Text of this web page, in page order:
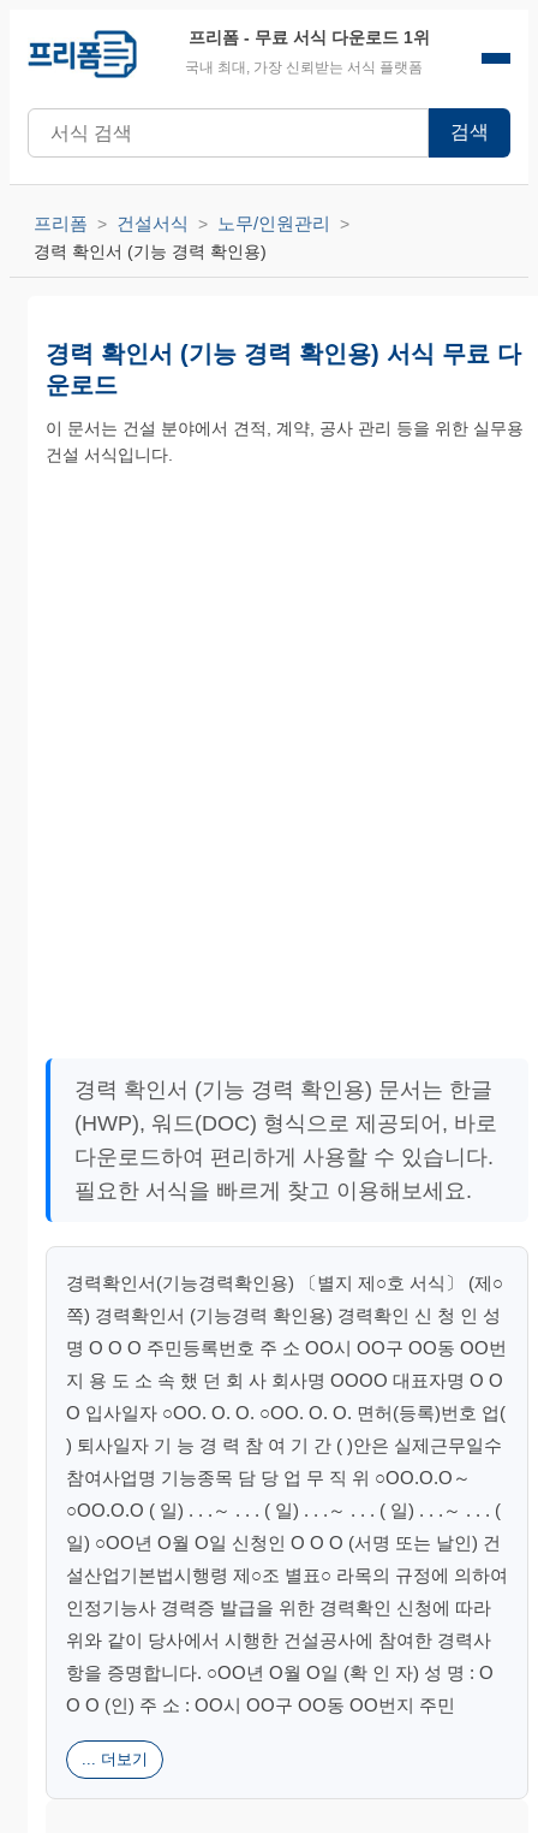
프리폼 - 무료 서식 다운로드 1위
국내 최대, 가장 신뢰받는 서식 플랫폼
검색
프리폼 건설서식 노무/인원관리
경력 확인서 (기능 경력 확인용)
경력 확인서 (기능 경력 확인용) 서식 무료 다
운로드
이 문서는 건설 분야에서 견적, 계약, 공사 관리 등을 위한 실무용
건설 서식입니다.
경력 확인서 (기능 경력 확인용) 문서는 한글
(HWP), 워드(DOC) 형식으로 제공되어, 바로
다운로드하여 편리하게 사용할 수 있습니다.
필요한 서식을 빠르게 찾고 이용해보세요.
경력확인서(기능경력확인용) 〔별지 제○호 서식〕 (제○
쪽) 경력확인서 (기능경력 확인용) 경력확인 신 청 인 성
명 O O O 주민등록번호 주 소 OO시 OO구 OO동 OO번
지 용 도 소 속 했 던 회 사 회사명 OOOO 대표자명 O O
O 입사일자 ○OO. O. O. ○OO. O. O. 면허(등록)번호 업(
) 퇴사일자 기 능 경 력 참 여 기 간 ( )안은 실제근무일수
참여사업명 기능종목 담 당 업 무 직 위 ○OO.O.O～
○OO.O.O ( 일) . . .～ . . . ( 일) . . .～ . . . ( 일) . . .～ . . . (
일) ○OO년 O월 O일 신청인 O O O (서명 또는 날인) 건
설산업기본법시행령 제○조 별표○ 라목의 규정에 의하여
인정기능사 경력증 발급을 위한 경력확인 신청에 따라
위와 같이 당사에서 시행한 건설공사에 참여한 경력사
항을 증명합니다. ○OO년 O월 O일 (확 인 자) 성 명 : O
O O (인) 주 소 : OO시 OO구 OO동 OO번지 주민
... 더보기